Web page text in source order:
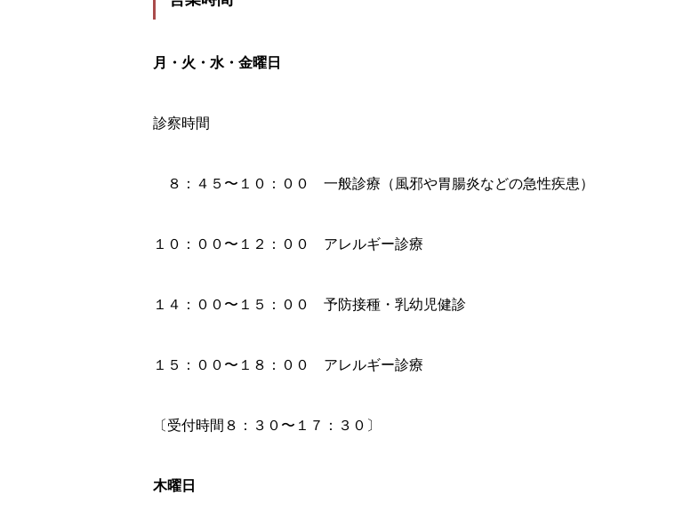
月・火・水・金曜日
診察時間
８：４５〜１０：００ 一般診療（風邪や胃腸炎などの急性疾患）
１０：００〜１２：００ アレルギー診療
１４：００〜１５：００ 予防接種・乳幼児健診
１５：００〜１８：００ アレルギー診療
〔受付時間８：３０〜１７：３０〕
木曜日